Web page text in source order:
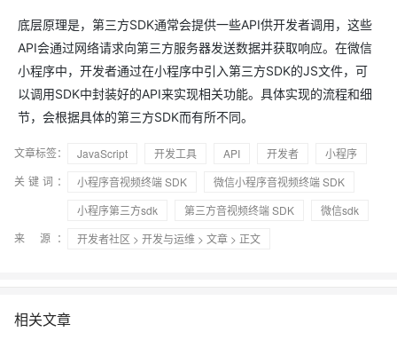
底层原理是，第三方SDK通常会提供一些API供开发者调用，这些
API会通过网络请求向第三方服务器发送数据并获取响应。在微信
小程序中，开发者通过在小程序中引入第三方SDK的JS文件，可
以调用SDK中封装好的API来实现相关功能。具体实现的流程和细
节，会根据具体的第三方SDK而有所不同。
文章标签： JavaScript 开发工具 API 开发者
小程序
关键词：
小程序音视频终端 SDK
微信小程序音视频终端 SDK
小程序第三方sdk
第三方音视频终端 SDK
微信sdk
来 源：
开发者社区 > 开发与运维 > 文章 > 正文
相关文章